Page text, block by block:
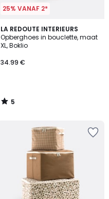
25% VANAF 2*
LA REDOUTE INTERIEURS
Opberghoes in bouclette, maat
XL, Boklio
34.99 €
5
/
5
5
/